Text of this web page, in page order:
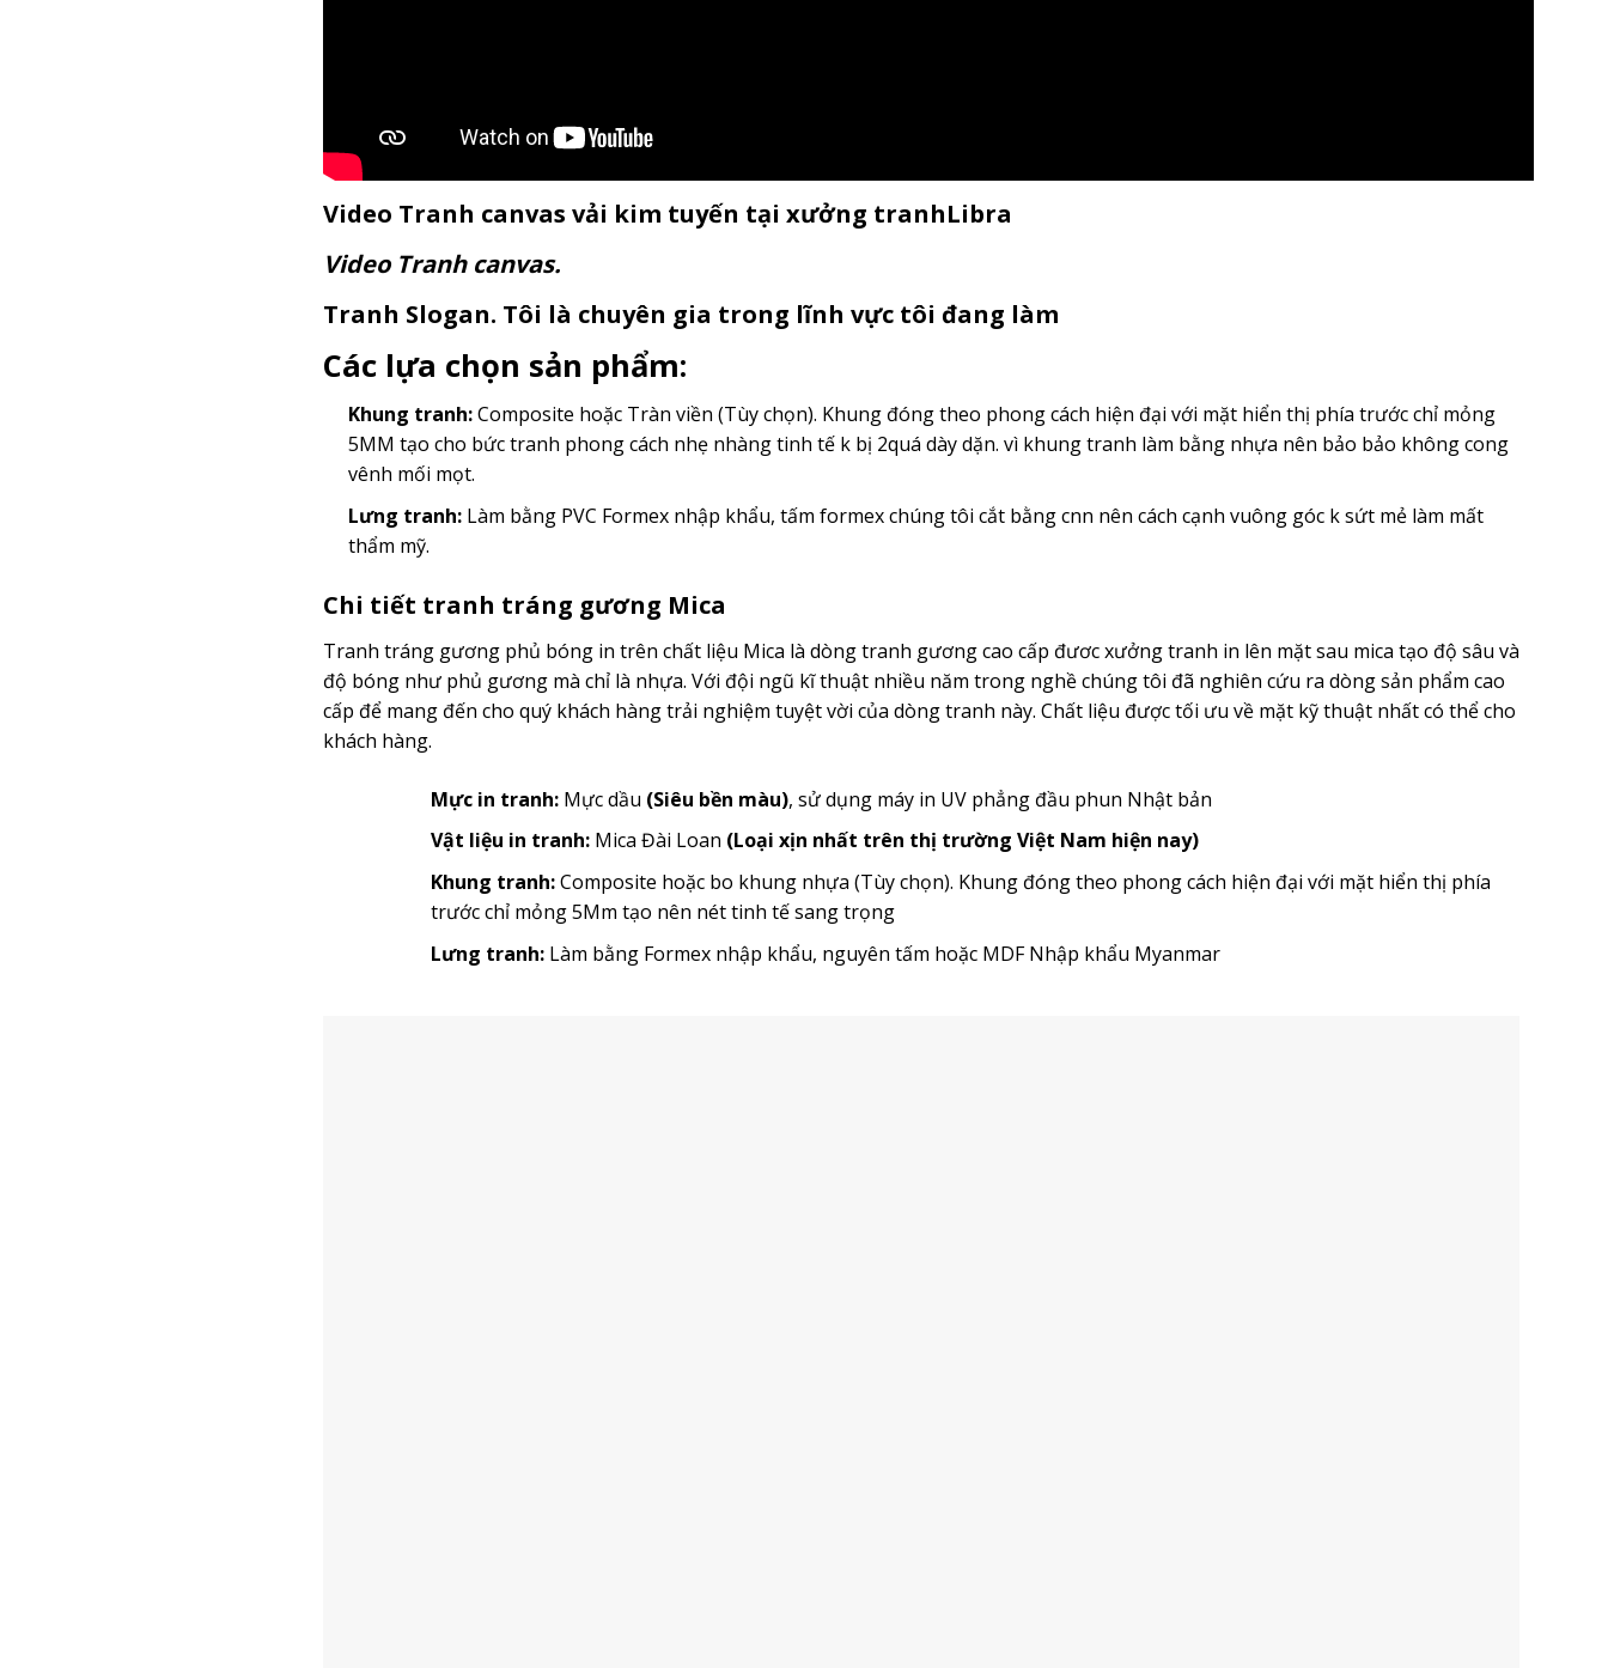
Video Tranh canvas vải kim tuyến tại xưởng tranhLibra
Video Tranh canvas.
Tranh Slogan. Tôi là chuyên gia trong lĩnh vực tôi đang làm
Các lựa chọn sản phẩm:
Khung tranh:Composite hoặc Tràn viền (Tùy chọn). Khung đóng theo phong cách hiện đại với mặt hiển thị phía trước chỉ mỏng
5MM tạo cho bức tranh phong cách nhẹ nhàng tinh tế k bị 2quá dày dặn. vì khung tranh làm bằng nhựa nên bảo bảo không cong
vênh mối mọt.
Lưng tranh: Làm bằng PVC Formex nhập khẩu, tấm formex chúng tôi cắt bằng cnn nên cách cạnh vuông góc k sứt mẻ làm mất
thẩm mỹ.
Chi tiết tranh tráng gương Mica
Tranh tráng gương phủ bóng in trên chất liệu Mica là dòng tranh gương cao cấp đươc xưởng tranh in lên mặt sau mica tạo độ sâu và
độ bóng như phủ gương mà chỉ là nhựa. Với đội ngũ kĩ thuật nhiều năm trong nghề chúng tôi đã nghiên cứu ra dòng sản phẩm cao
cấp để mang đến cho quý khách hàng trải nghiệm tuyệt vời của dòng tranh này. Chất liệu được tối ưu về mặt kỹ thuật nhất có thể cho
khách hàng.
Mực in tranh:Mực dầu (Siêu bền màu), sử dụng máy in UV phẳng đầu phun Nhật bản
Vật liệu in tranh:Mica Đài Loan (Loại xịn nhất trên thị trường Việt Nam hiện nay)
Khung tranh:Composite hoặc bo khung nhựa (Tùy chọn). Khung đóng theo phong cách hiện đại với mặt hiển thị phía
trước chỉ mỏng 5Mm tạo nên nét tinh tế sang trọng
Lưng tranh:Làm bằng Formex nhập khẩu, nguyên tấm hoặc MDF Nhập khẩu Myanmar